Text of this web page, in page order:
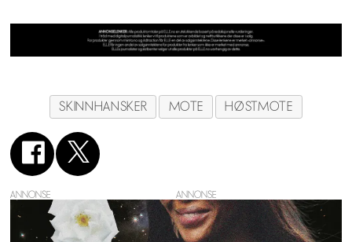
SKINNHANSKER MOTE HØSTMOTE
ANNONSE